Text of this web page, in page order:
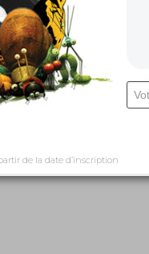
de la date d’inscription